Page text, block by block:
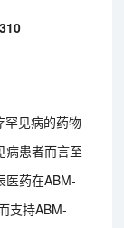
罕见病的药物
病患者而言至
医药在ABM-
支持ABM-